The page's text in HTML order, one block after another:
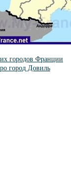
городов Франции
город Довиль